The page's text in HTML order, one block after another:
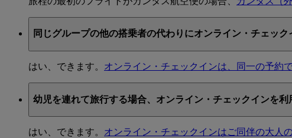
同じグループの他の搭乗者の代わりにオンライン・チェッ
はい、できます。 オンライン・チェックインは、同一の予約
幼児を連れて旅行する場合、オンライン・チェックインを利
はい、できます。 オンライン・チェックインはご同伴の大人